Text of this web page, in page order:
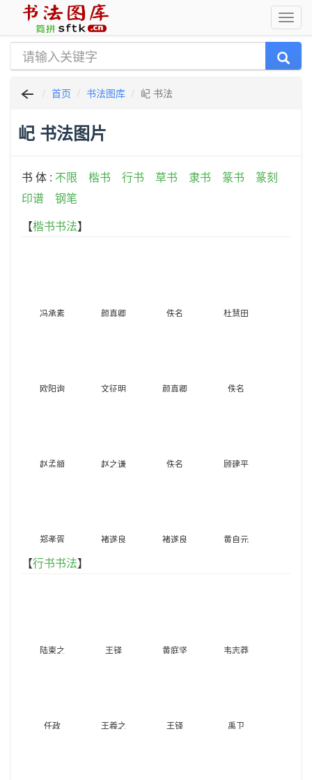
首页 书法图库 屺 书法
屺 书法图片
书 体 : 不限 楷书 行书 草书 隶书 篆书
篆刻
印谱
钢笔
【楷书书法】
冯承素 颜真卿 佚名 杜慧田
欧阳询 文征明 颜真卿 佚名
赵孟頫 赵之谦 佚名 顾建平
郑孝胥 褚遂良 褚遂良 黄自元
【行书书法】
陆柬之 王铎 黄庭坚 韦志莽
任政 王羲之 王铎 禹卫